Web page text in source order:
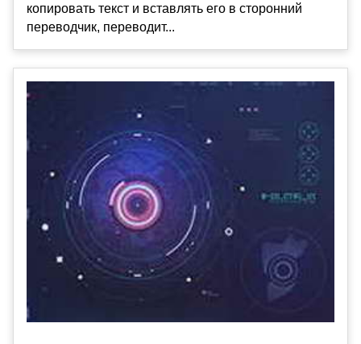
копировать текст и вставлять его в сторонний
переводчик, переводит...